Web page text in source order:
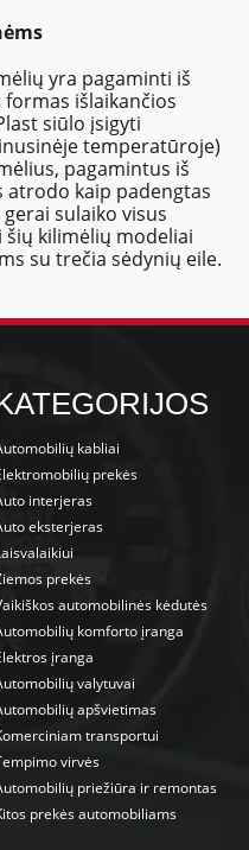
yra pagaminti iš
išlaikančios
siūlo įsigyti
temperatūroje)
pagamintus iš
atrodo kaip padengtas
sulaiko visus
šių kilimėlių modeliai
su trečia sėdynių eile.
kabliai
prekės
interjeras
eksterjeras
prekės
automobilinės kėdutės
komforto įranga
įranga
valytuvai
apšvietimas
transportui
virvės
priežiūra ir remontas
prekės automobiliams